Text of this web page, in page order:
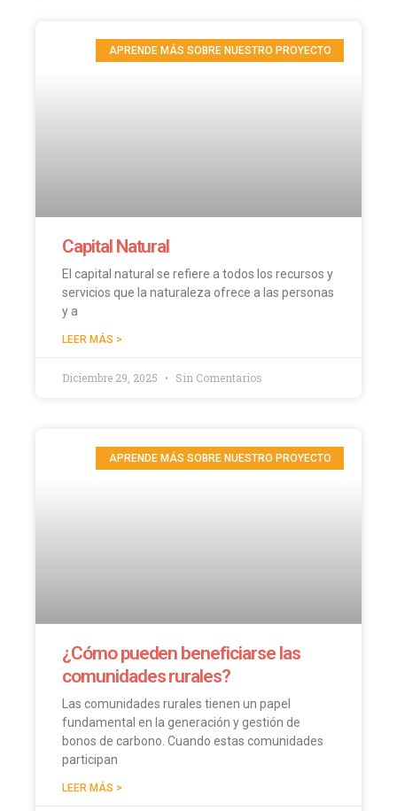
APRENDE MÁS SOBRE NUESTRO PROYECTO
Capital Natural
El capital natural se refiere a todos los recursos y
servicios que la naturaleza ofrece a las personas
y a
LEER MÁS >
Diciembre 29, 2025 Sin Comentarios
APRENDE MÁS SOBRE NUESTRO PROYECTO
¿Cómo pueden beneficiarse las
comunidades rurales?
Las comunidades rurales tienen un papel
fundamental en la generación y gestión de
bonos de carbono. Cuando estas comunidades
participan
LEER MÁS >